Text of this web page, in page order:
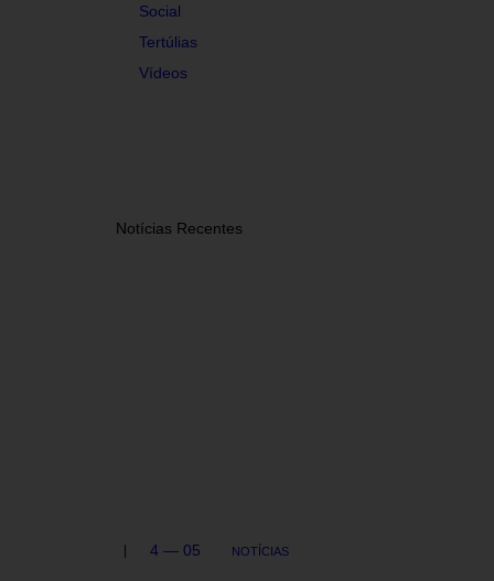
Social
Tertúlias
Vídeos
Notícias Recentes
4 — 05 NOTÍCIAS